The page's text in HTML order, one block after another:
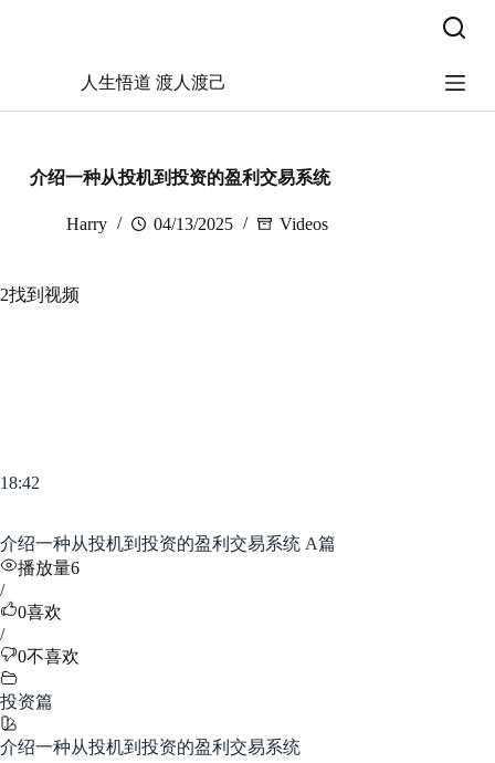
人生悟道 渡人渡己
介绍一种从投机到投资的盈利交易系统
Harry 04/13/2025 Videos
2找到视频
18:42
介绍一种从投机到投资的盈利交易系统 A篇
播放量6
/
0喜欢
/
0不喜欢
投资篇
介绍一种从投机到投资的盈利交易系统